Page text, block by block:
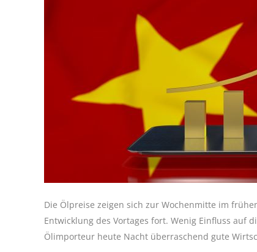
Die Ölpreise zeigen sich zur Wochenmitte im
Entwicklung des Vortages fort. Wenig Einfluss auf
Ölimporteur heute Nacht überraschend gute